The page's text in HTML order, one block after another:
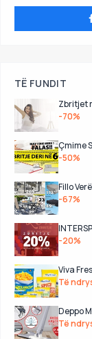
TË FUNDIT
Zbritjet
-70%
Çmime
-50%
Fillo
-67%
-20%
Viva
Të
Deppo
Të